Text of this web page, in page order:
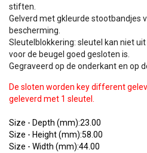
stiften.
Gelverd met gkleurde stootbandjes
bescherming.
Sleutelblokkering: sleutel kan niet
voor de beugel goed gesloten is.
Gegraveerd op de onderkant en op
De sloten worden key different
geleverd met 1 sleutel.
Size - Depth (mm):23.00
Size - Height (mm):58.00
Size - Width (mm):44.00